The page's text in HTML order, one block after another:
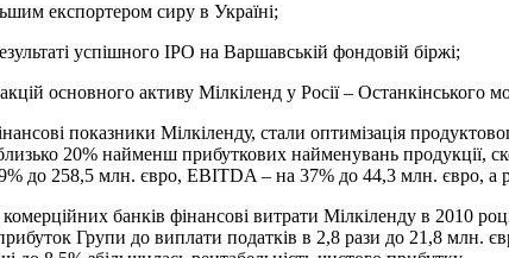
експортером сиру в Україні;
успішного IPO на Варшавській фондовій біржі;
основного активу Мілкіленд у Росії – Останкінського
показники Мілкіленду, стали оптимізація
20% найменш прибуткових найменувань продукції,
до 258,5 млн. євро, EBITDA – на 37% до 44,3 млн. євро, а
банків фінансові витрати Мілкіленду в 2010
Групи до виплати податків в 2,8 рази до 21,8 млн.